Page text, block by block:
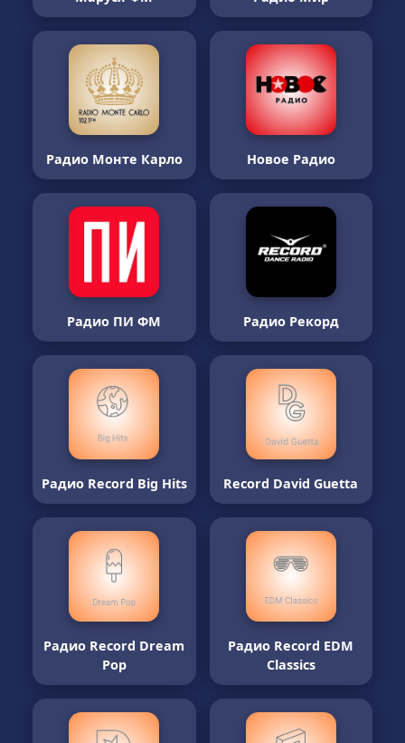
Радио Монте Карло Новое Радио
Радио ПИ ФМ Радио Рекорд
Радио Record Big Hits Record David Guetta
Радио Record Dream
Pop
Радио Record EDM
Classics